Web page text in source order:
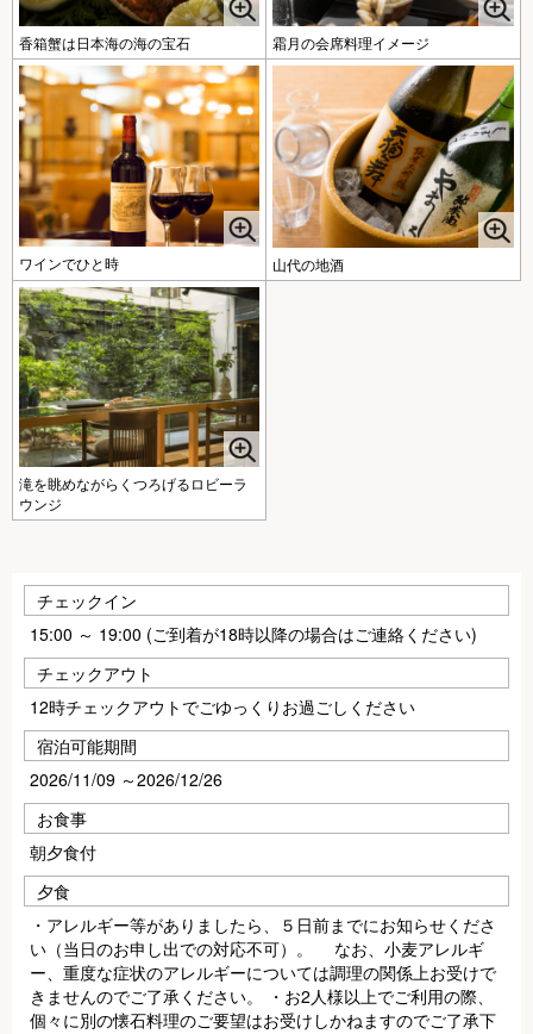
香箱蟹は日本海の海の宝石 霜月の会席料理イメージ
ワインでひと時 山代の地酒
滝を眺めながらくつろげるロビーラ
ウンジ
チェックイン
15:00 ～ 19:00 (ご到着が18時以降の場合はご連絡ください)
チェックアウト
12時チェックアウトでごゆっくりお過ごしください
宿泊可能期間
2026/11/09 ～2026/12/26
お食事
朝夕食付
夕食
・アレルギー等がありましたら、５日前までにお知らせくださ
い（当日のお申し出での対応不可）。 なお、小麦アレルギ
ー、重度な症状のアレルギーについては調理の関係上お受けで
きませんのでご了承ください。 ・お2人様以上でご利用の際、
個々に別の懐石料理のご要望はお受けしかねますのでご了承下